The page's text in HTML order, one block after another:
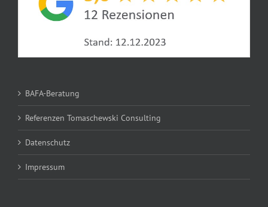
BAFA-Beratung
Referenzen Tomaschewski Consulting
Datenschutz
Impressum